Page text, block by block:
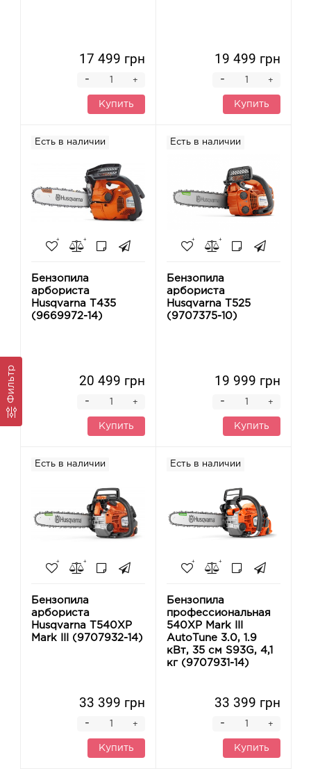
Фильтр
17 499 грн
+
-
Купить
19 499 грн
+
-
Купить
Есть в наличии
Бензопила
арбориста
Husqvarna T435
(9669972-14)
20 499 грн
+
-
Купить
Есть в наличии
Бензопила
арбориста
Husqvarna T525
(9707375-10)
19 999 грн
+
-
Купить
Есть в наличии
Бензопила
арбориста
Husqvarna T540XP
Mark III (9707932-14)
33 399 грн
+
-
Купить
Есть в наличии
Бензопила
профессиональная
540XP Mark III
AutoTune 3.0, 1.9
кВт, 35 см S93G, 4,1
кг (9707931-14)
33 399 грн
+
-
Купить